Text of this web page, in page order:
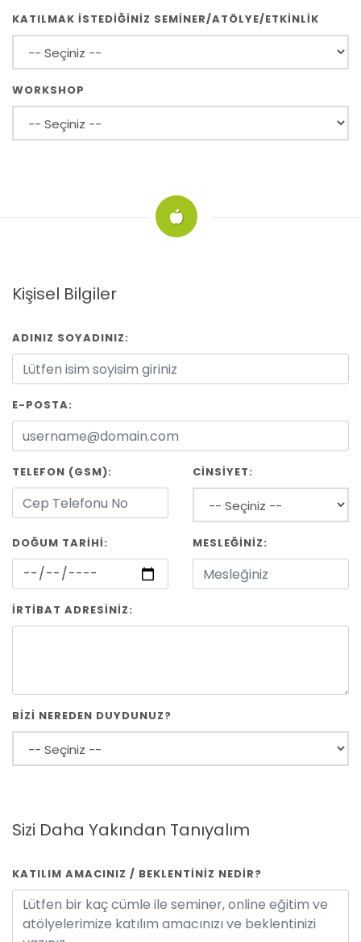
KATILMAK İSTEDİĞİNİZ SEMİNER/ATÖLYE/ETKİNLİK
WORKSHOP
Kişisel Bilgiler
ADINIZ SOYADINIZ:
E-POSTA:
TELEFON (GSM): CİNSİYET:
DOĞUM TARİHİ: MESLEĞİNİZ:
İRTİBAT ADRESİNİZ:
BİZİ NEREDEN DUYDUNUZ?
Sizi Daha Yakından Tanıyalım
KATILIM AMACINIZ / BEKLENTİNİZ NEDİR?